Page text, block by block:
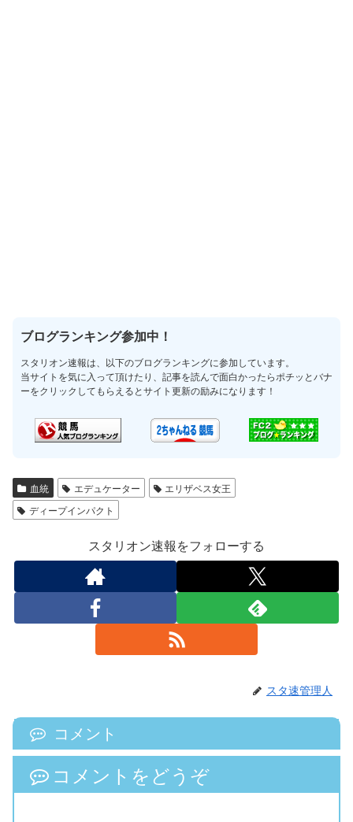
ブログランキング参加中！
スタリオン速報は、以下のブログランキングに参加しています。
当サイトを気に入って頂けたり、記事を読んで面白かったらポチッとバナ
ーをクリックしてもらえるとサイト更新の励みになります！
血統 エデュケーター
エリザベス女王
ディープインパクト
スタリオン速報をフォローする
スタ速管理人
コメント
コメントをどうぞ